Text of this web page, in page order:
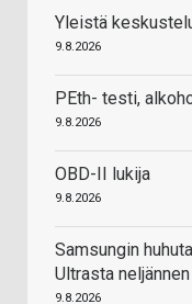
Yleistä
9.8.2026
PEth- testi,
9.8.2026
OBD-II lukija
9.8.2026
Samsungin
Ultrasta
9.8.2026